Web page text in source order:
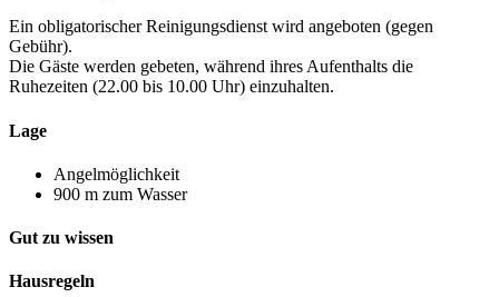
Ein obligatorischer Reinigungsdienst wird angeboten (gegen
Gebühr).
Die Gäste werden gebeten, während ihres Aufenthalts die
Ruhezeiten (22.00 bis 10.00 Uhr) einzuhalten.
Lage
Angelmöglichkeit
900 m zum Wasser
Gut zu wissen
Hausregeln